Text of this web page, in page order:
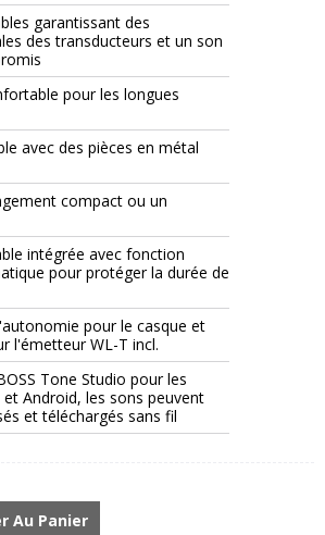
garantissant des
des transducteurs et un son
pour les longues
avec des pièces en métal
compact ou un
intégrée avec fonction
pour protéger la durée de
pour le casque et
l'émetteur WL-T incl.
Tone Studio pour les
Android, les sons peuvent
et téléchargés sans fil
Au Panier